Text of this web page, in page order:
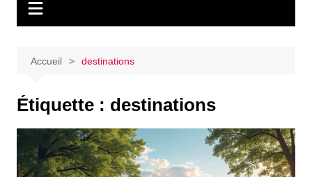
Accueil destinations
Étiquette : destinations